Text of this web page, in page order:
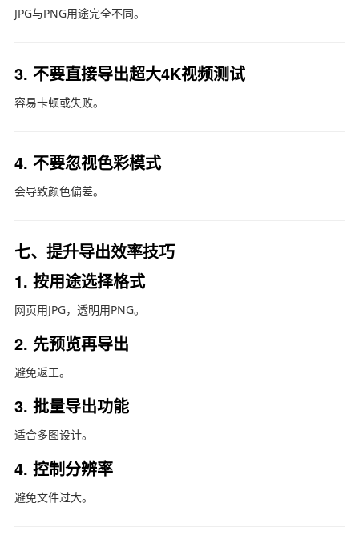
JPG与PNG用途完全不同。
3. 不要直接导出超大4K视频测试
容易卡顿或失败。
4. 不要忽视色彩模式
会导致颜色偏差。
七、提升导出效率技巧
1. 按用途选择格式
网页用JPG，透明用PNG。
2. 先预览再导出
避免返工。
3. 批量导出功能
适合多图设计。
4. 控制分辨率
避免文件过大。